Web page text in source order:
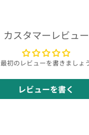
カスタマーレビュー
最初のレビューを書きましょ
レビューを書く